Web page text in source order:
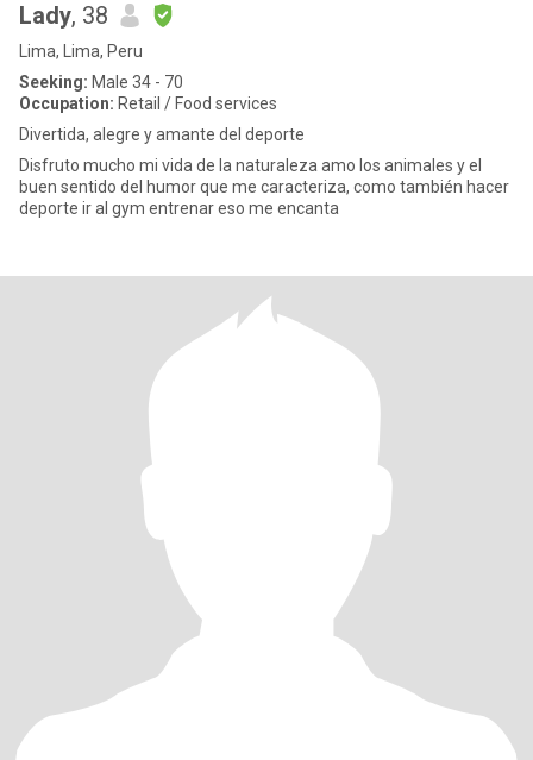
Lady, 38
Lima, Lima, Peru
Seeking: Male 34 - 70
Occupation: Retail / Food services
Divertida, alegre y amante del deporte
Disfruto mucho mi vida de la naturaleza amo los animales y el
buen sentido del humor que me caracteriza, como también hacer
deporte ir al gym entrenar eso me encanta